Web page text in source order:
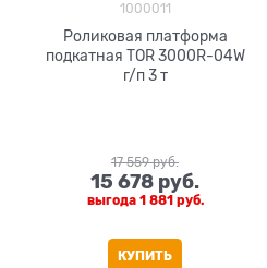
1000011
Роликовая платформа
подкатная TOR 3000R-04W
г/п 3 т
17 559 руб.
15 678 руб.
выгода 1 881 руб.
КУПИТЬ